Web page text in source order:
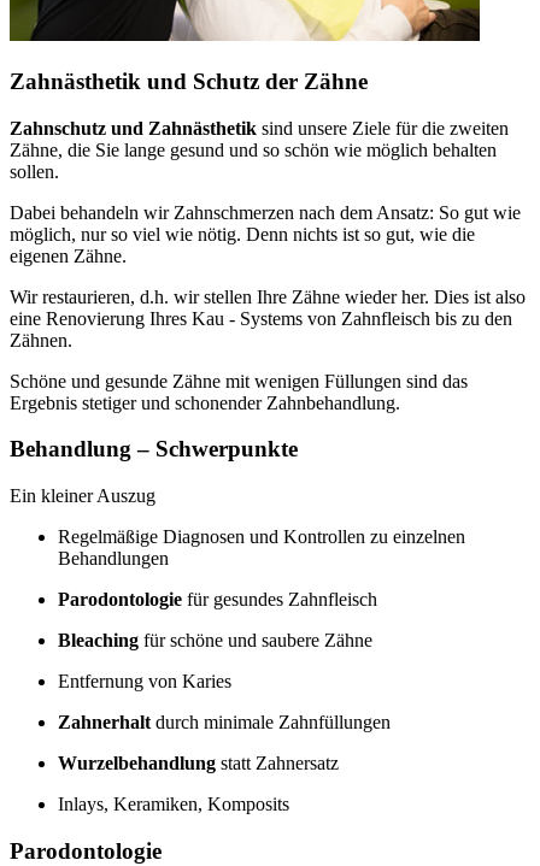
Zahnästhetik und Schutz der Zähne
Zahnschutz und Zahnästhetik sind unsere Ziele für die zweiten
Zähne, die Sie lange gesund und so schön wie möglich behalten
sollen.
Dabei behandeln wir Zahnschmerzen nach dem Ansatz: So gut wie
möglich, nur so viel wie nötig. Denn nichts ist so gut, wie die
eigenen Zähne.
Wir restaurieren, d.h. wir stellen Ihre Zähne wieder her. Dies ist also
eine Renovierung Ihres Kau - Systems von Zahnfleisch bis zu den
Zähnen.
Schöne und gesunde Zähne mit wenigen Füllungen sind das
Ergebnis stetiger und schonender Zahnbehandlung.
Behandlung – Schwerpunkte
Ein kleiner Auszug
Regelmäßige Diagnosen und Kontrollen zu einzelnen
Behandlungen
Parodontologie für gesundes Zahnfleisch
Bleaching für schöne und saubere Zähne
Entfernung von Karies
Zahnerhalt durch minimale Zahnfüllungen
Wurzelbehandlung statt Zahnersatz
Inlays, Keramiken, Komposits
Parodontologie